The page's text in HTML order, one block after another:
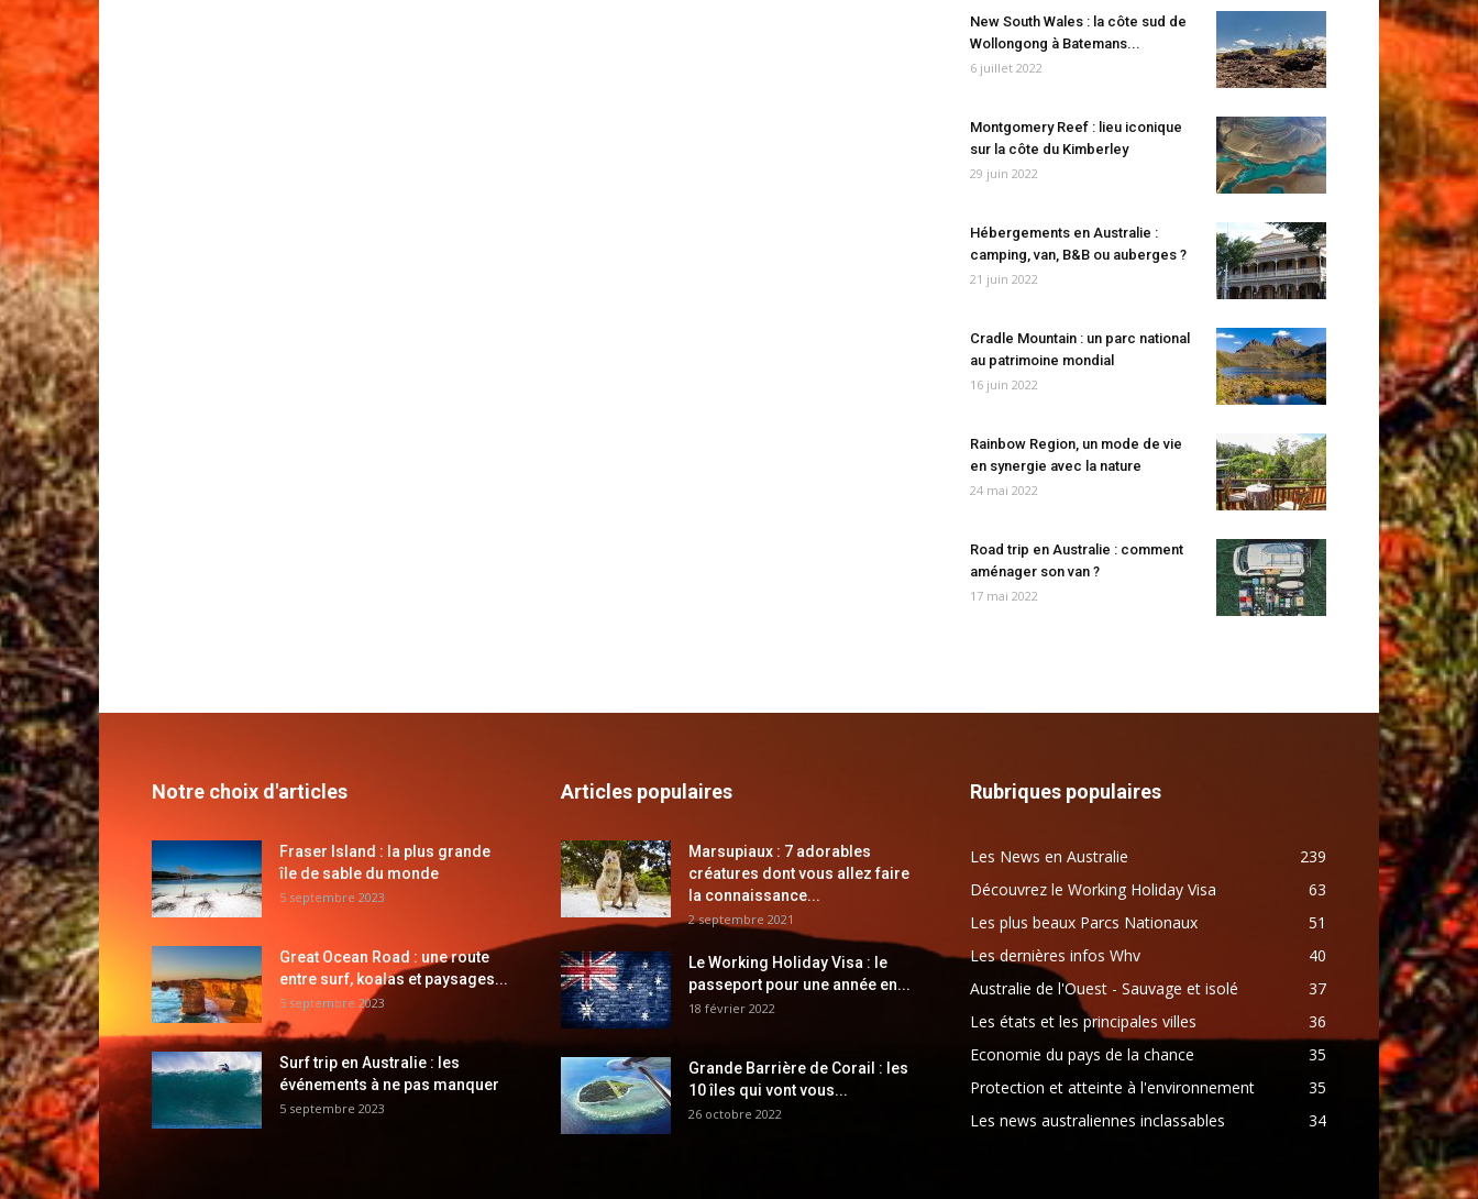
New South Wales : la côte sud de
Wollongong à Batemans...
6 juillet 2022
Montgomery Reef : lieu iconique
sur la côte du Kimberley
29 juin 2022
Hébergements en Australie :
camping, van, B&B ou auberges ?
21 juin 2022
Cradle Mountain : un parc national
au patrimoine mondial
16 juin 2022
Rainbow Region, un mode de vie
en synergie avec la nature
24 mai 2022
Road trip en Australie : comment
aménager son van ?
17 mai 2022
Notre choix d'articles
Fraser Island : la plus grande
île de sable du monde
5 septembre 2023
Great Ocean Road : une route
entre surf, koalas et paysages...
5 septembre 2023
Surf trip en Australie : les
événements à ne pas manquer
5 septembre 2023
Articles populaires
Marsupiaux : 7 adorables
créatures dont vous allez faire
la connaissance...
2 septembre 2021
Le Working Holiday Visa : le
passeport pour une année en...
18 février 2022
Grande Barrière de Corail : les
10 îles qui vont vous...
26 octobre 2022
Rubriques populaires
Les News en Australie
239
Découvrez le Working Holiday Visa
63
Les plus beaux Parcs Nationaux
51
Les dernières infos Whv
40
Australie de l'Ouest - Sauvage et isolé
37
Les états et les principales villes
36
Economie du pays de la chance
35
Protection et atteinte à l'environnement
35
Les news australiennes inclassables
34